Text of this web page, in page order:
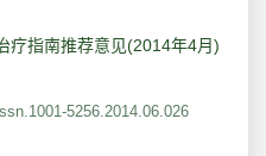
疗指南推荐意见(2014年4月)
5256.2014.06.026